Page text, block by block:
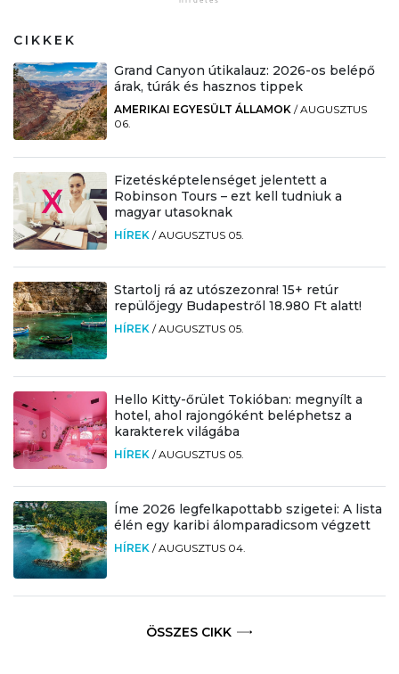
CIKKEK
Grand Canyon útikalauz: 2026-os belépő
árak, túrák és hasznos tippek
AMERIKAI EGYESÜLT ÁLLAMOK /AUGUSZTUS
06.
Fizetésképtelenséget jelentett a
Robinson Tours – ezt kell tudniuk a
magyar utasoknak
HÍREK /AUGUSZTUS 05.
Startolj rá az utószezonra! 15+ retúr
repülőjegy Budapestről 18.980 Ft alatt!
HÍREK /AUGUSZTUS 05.
Hello Kitty-őrület Tokióban: megnyílt a
hotel, ahol rajongóként beléphetsz a
karakterek világába
HÍREK /AUGUSZTUS 05.
Íme 2026 legfelkapottabb szigetei: A lista
élén egy karibi álomparadicsom végzett
HÍREK /AUGUSZTUS 04.
ÖSSZES CIKK